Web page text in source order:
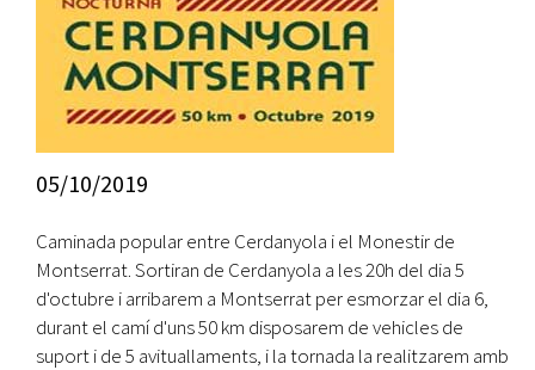
05/10/2019
Caminada popular entre Cerdanyola i el Monestir de
Montserrat. Sortiran de Cerdanyola a les 20h del dia 5
d'octubre i arribarem a Montserrat per esmorzar el dia 6,
durant el camí d'uns 50 km disposarem de vehicles de
suport i de 5 avituallaments, i la tornada la realitzarem amb